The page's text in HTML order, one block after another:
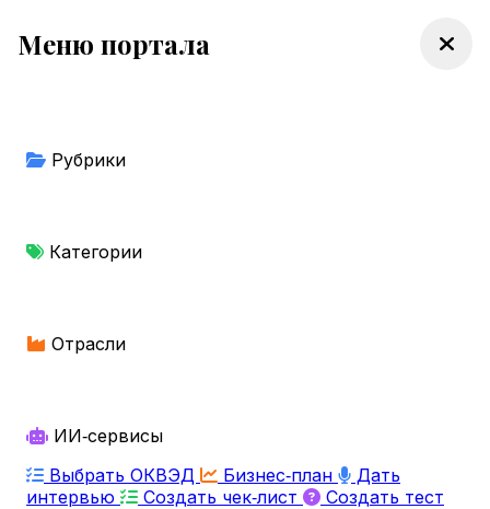
Меню портала
Рубрики
Категории
Отрасли
ИИ‑сервисы
Выбрать ОКВЭД
Бизнес‑план
Дать
интервью
Создать чек‑лист Создать тест